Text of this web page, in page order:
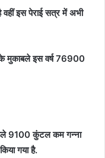
वहीं इस पेराई सत्र में अभी
मुकाबले इस वर्ष 76900
9100 कुंटल कम गन्ना
गया है.